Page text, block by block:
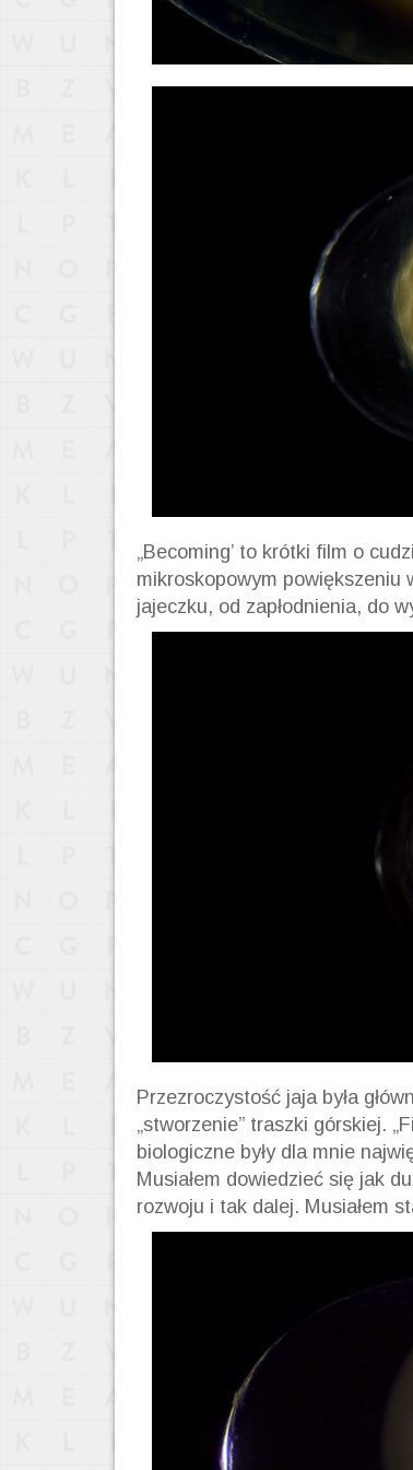
„Becoming’ to krótki film o
mikroskopowym powiększeniu
jajeczku, od zapłodnienia, do
Przezroczystość jaja była
„stworzenie” traszki górskiej.
biologiczne były dla mnie
Musiałem dowiedzieć się jak
rozwoju i tak dalej. Musiałem